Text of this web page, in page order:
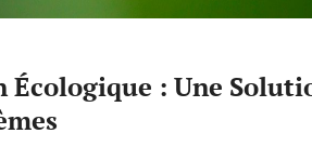
Écologique : Une